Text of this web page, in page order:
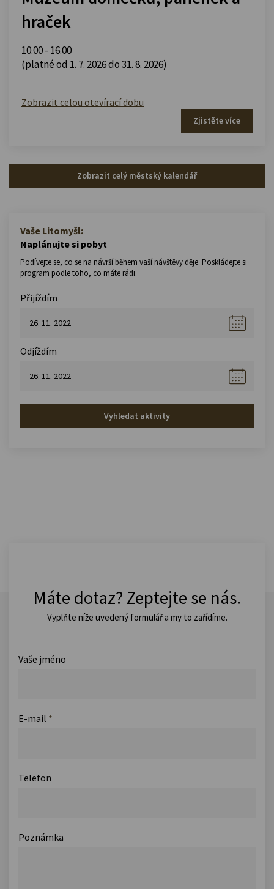
hraček
10.00 - 16.00
(platné od 1. 7. 2026 do 31. 8. 2026)
Zobrazit celou otevírací dobu
Zjistěte více
Zobrazit celý městský kalendář
Vaše Litomyšl:
Naplánujte si pobyt
Podívejte se, co se na návrší během vaší návštěvy děje. Poskládejte si
program podle toho, co máte rádi.
Přijíždím
Odjíždím
Vyhledat aktivity
Máte dotaz? Zeptejte se nás.
Vyplňte níže uvedený formulář a my to zařídíme.
Vaše jméno
E-mail *
Telefon
Poznámka